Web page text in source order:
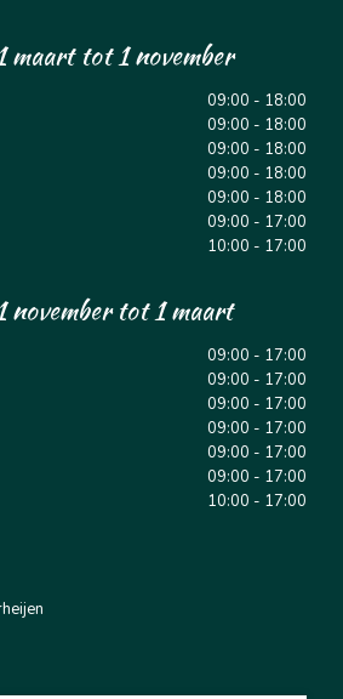
maart tot 1 november
09:00 - 18:00
09:00 - 18:00
09:00 - 18:00
09:00 - 18:00
09:00 - 18:00
09:00 - 17:00
10:00 - 17:00
november tot 1 maart
09:00 - 17:00
09:00 - 17:00
09:00 - 17:00
09:00 - 17:00
09:00 - 17:00
09:00 - 17:00
10:00 - 17:00